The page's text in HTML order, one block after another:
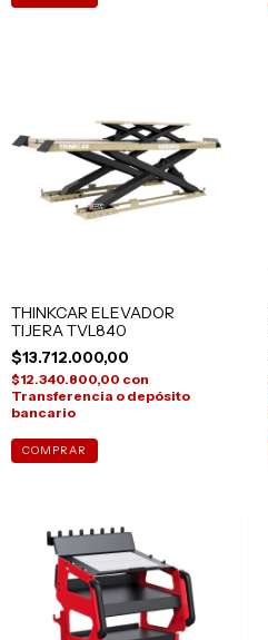
THINKCAR ELEVADOR
TIJERA TVL840
$13.712.000,00
$12.340.800,00 con
Transferencia o depósito
bancario
COMPRAR